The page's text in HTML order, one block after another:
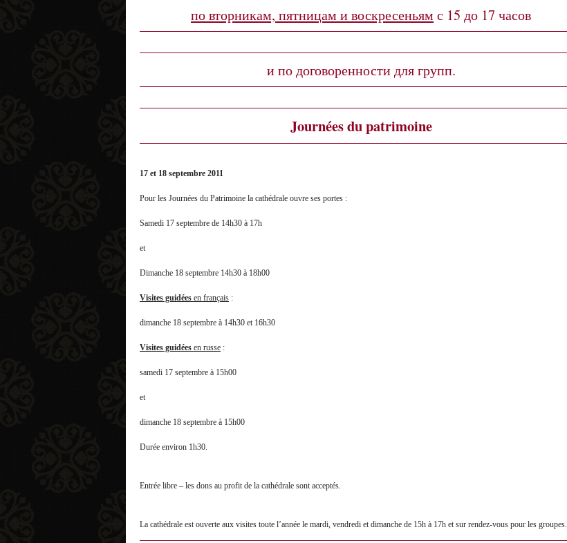
по вторникам, пятницам и воскресеньям с 15 до 17 часов
и по договоренности для групп.
Journées du patrimoine
17 et 18 septembre 2011
Pour les Journées du Patrimoine la cathédrale ouvre ses portes :
Samedi 17 septembre de 14h30 à 17h
et
Dimanche 18 septembre 14h30 à 18h00
Visites guidées en français :
dimanche 18 septembre à 14h30 et 16h30
Visites guidées en russe :
samedi 17 septembre à 15h00
et
dimanche 18 septembre à 15h00
Durée environ 1h30.
Entrée libre – les dons au profit de la cathédrale sont acceptés.
La cathédrale est ouverte aux visites toute l’année le mardi, vendredi et dimanche de 15h à 17h et sur rendez-vous pour les groupes.